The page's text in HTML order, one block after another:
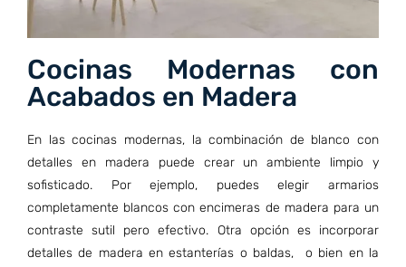
Cocinas Modernas con
Acabados en Madera
En las cocinas modernas, la combinación de blanco con
detalles en madera puede crear un ambiente limpio y
sofisticado. Por ejemplo, puedes elegir armarios
completamente blancos con encimeras de madera para un
contraste sutil pero efectivo. Otra opción es incorporar
detalles de madera en estanterías o baldas, o bien en la